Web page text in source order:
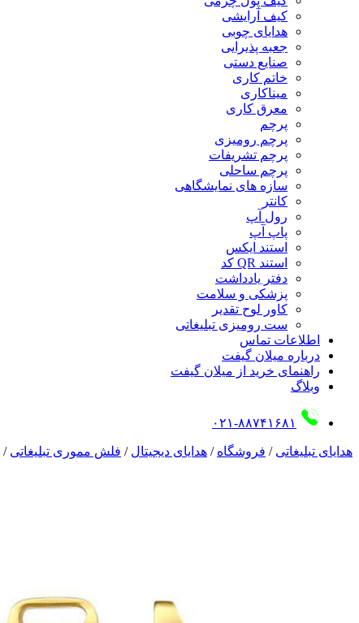
کیف آرایشی
هدایای چوبی
جعبه پذیرایی
صنایع دستی
خاتم کاری
میناکاری
معرق کاری
پرچم
پرچم رومیزی
پرچم تشریفات
پرچم ساحلی
سازه های نمایشگاهی
کانتر
رول آپ
پاپ آپ
استند ایکس
استند QR کد
دفتر یادداشت
پزشکی و سلامت
کاور لوح تقدیر
ست رومیزی تبلیغاتی
اطلاعات تماس
درباره میلان گیفت
راهنمای خرید از میلان گیفت
وبلاگ
۰۲۱-۸۸۷۴۱۶۸۱
هدایای تبلیغاتی / فروشگاه / هدایای دیجیتال / فلش مموری تبلیغاتی /